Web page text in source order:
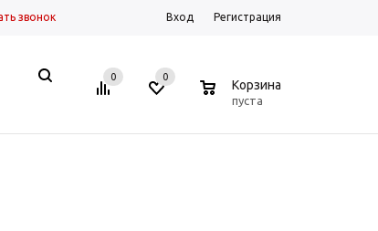
звонок Вход Регистрация
0 0
Корзина
пуста